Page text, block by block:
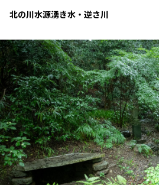
北の川水源湧き水・逆さ川